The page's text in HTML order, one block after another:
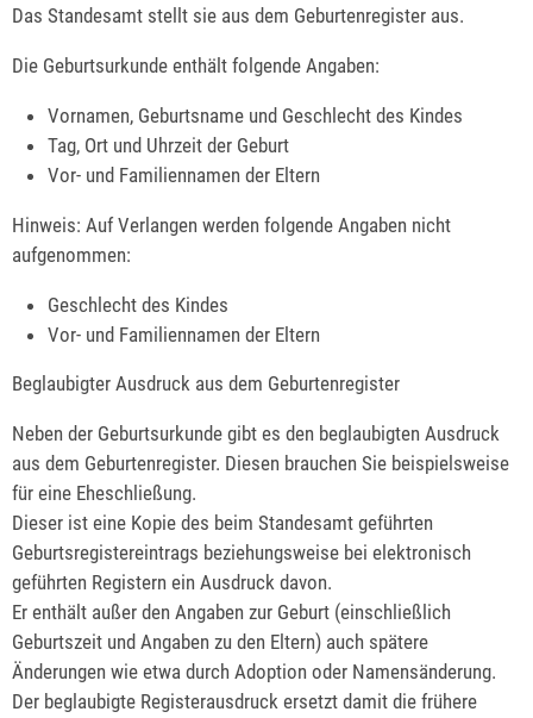
Das Standesamt stellt sie aus dem Geburtenregister aus.
Die Geburtsurkunde enthält folgende Angaben:
Vornamen, Geburtsname und Geschlecht des Kindes
Tag, Ort und Uhrzeit der Geburt
Vor- und Familiennamen der Eltern
Hinweis: Auf Verlangen werden folgende Angaben nicht
aufgenommen:
Geschlecht des Kindes
Vor- und Familiennamen der Eltern
Beglaubigter Ausdruck aus dem Geburtenregister
Neben der Geburtsurkunde gibt es den beglaubigten Ausdruck
aus dem Geburtenregister. Diesen brauchen Sie beispielsweise
für eine Eheschließung.
Dieser ist eine Kopie des beim Standesamt geführten
Geburtsregistereintrags beziehungsweise bei elektronisch
geführten Registern ein Ausdruck davon.
Er enthält außer den Angaben zur Geburt (einschließlich
Geburtszeit und Angaben zu den Eltern) auch spätere
Änderungen wie etwa durch Adoption oder Namensänderung.
Der beglaubigte Registerausdruck ersetzt damit die frühere